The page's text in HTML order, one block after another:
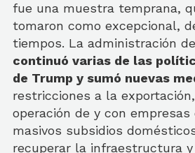
fue una muestra temprana,
tomaron como excepcional,
tiempos. La administración de
continuó varias de las
de Trump y sumó nuevas
restricciones a la
operación de y con empresas
masivos subsidios
recuperar la infraestructura y